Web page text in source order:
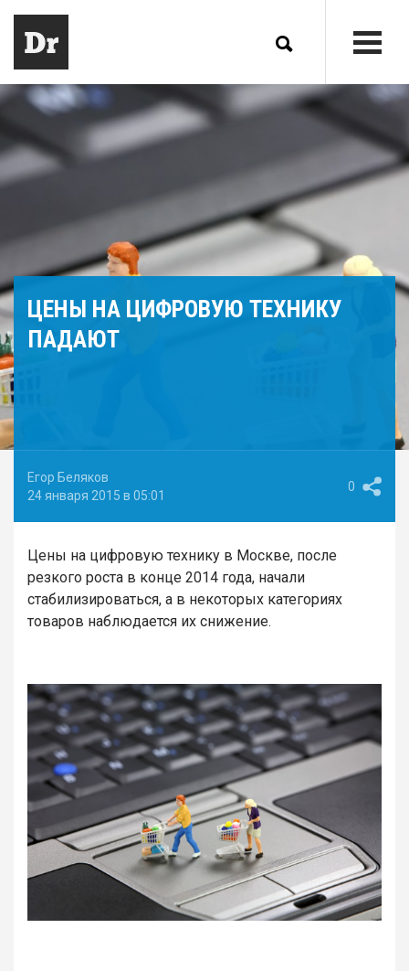
ЦЕНЫ НА ЦИФРОВУЮ ТЕХНИКУ
ПАДАЮТ
Егор Беляков
24 января 2015 в 05:01
0
Цены на цифровую технику в Москве, после
резкого роста в конце 2014 года, начали
стабилизироваться, а в некоторых категориях
товаров наблюдается их снижение.